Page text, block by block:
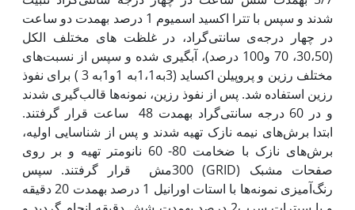
شدند و سپس با تترا اکسید اسمیوم 1 درصد به‫مدت دو ساعت
در چهار درجه‌ی سانتی‌گراد، در غلظت های مختلف الکل
(30،50، 70 و100 درصد)، آبگیری شده و سپس از نسبت‌های
مختلف رزین و پروپیلن اکساید (3به1،1به 1و1به 3 ) برای نفوذ
رزین استفاده شد. پس از نفوذ رزین، نمونه‌ها قالب‌گیری شدند
و در 60 درجه سانتی‌گراد به‫مدت 48 ساعت قرار گرفتند.
ابتدا برش‌های نیمه نازک تهیه شدند و پس از شناسایی اولیه،
برش‌های نازک با ضخامت 80- 60 نانومتر تهیه و بر روی
صفحات مشبک (GRID) 300مش قرار گرفتند. سپس
رنگ‌آمیزی نمونه‌ها با استات اورانیل 1 درصد به‫مدت 20 دقیقه